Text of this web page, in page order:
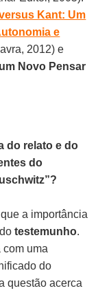
Kant: Um
e
2012) e
Novo Pensar
do relato e do
do
a importância
dotestemunho.
uma
do
questão acerca